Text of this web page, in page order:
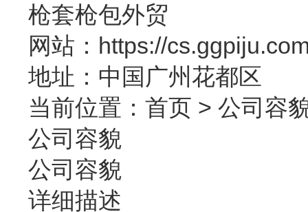
枪套枪包外贸
网站：https://
地址：中国广州花都区
当前位置： 首页 > 公司容
公司容貌
公司容貌
详细描述